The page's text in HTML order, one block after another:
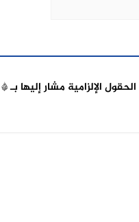
الحقول الإلزامية مشار إليها بـ*